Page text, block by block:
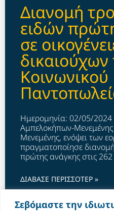
Σεβόμαστε την
Διανομή
ειδών
σε
δικαιούχων
Κοινωνικού
Ημερομηνία: 02/05/
Αμπελοκήπων-
Μενεμένης, ενόψει των
πραγματοποίησε
πρώτης ανάγκης στις 262
ΔΙΑΒΑΣΕ ΠΕΡΙΣΣΟΤΕΡ »
May 2, 2024